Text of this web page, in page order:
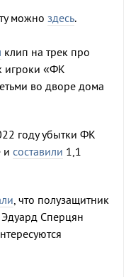
можно здесь.
клип на трек про
игроки «ФК
во дворе дома
году убытки ФК
и составили 1,1
, что полузащитник
Сперцян